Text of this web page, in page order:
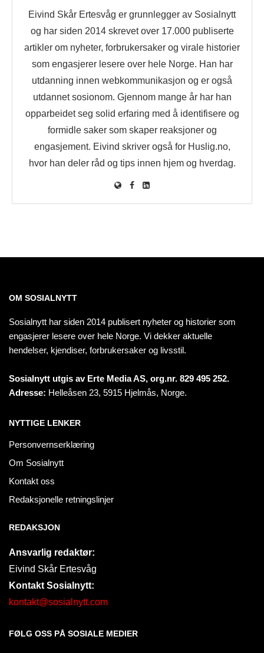
Eivind Skår Ertesvåg er grunnlegger av Sosialnytt
og har siden 2014 skrevet over 17.000 publiserte
artikler om nyheter, forbrukersaker og virale historier
som engasjerer lesere over hele Norge. Han har
utdanning innen webkommunikasjon og er også
utdannet sosionom. Gjennom mange år har han
opparbeidet seg solid erfaring med å identifisere og
formidle saker som skaper reaksjoner og
engasjement. Eivind skriver også for Huslig.no,
hvor han deler råd og tips innen hjem og hverdag.
OM SOSIALNYTT
Sosialnytt har siden 2014 publisert nyheter og historier som
engasjerer lesere over hele Norge. Vi dekker aktuelle
hendelser, kjendiser, forbrukersaker og livsstil.
Sosialnytt utgis av Erte Media AS, org.nr. 829 495 252.
Adresse: Helleåsen 23, 5915 Hjelmås, Norge.
NYTTIGE LENKER
Personvernserklæring
Om Sosialnytt
Kontakt oss
Redaksjonelle retningslinjer
REDAKSJON
Ansvarlig redaktør:
Eivind Skår Ertesvåg
Kontakt Sosialnytt:
kontakt@sosialnytt.com
FØLG OSS PÅ SOSIALE MEDIER​